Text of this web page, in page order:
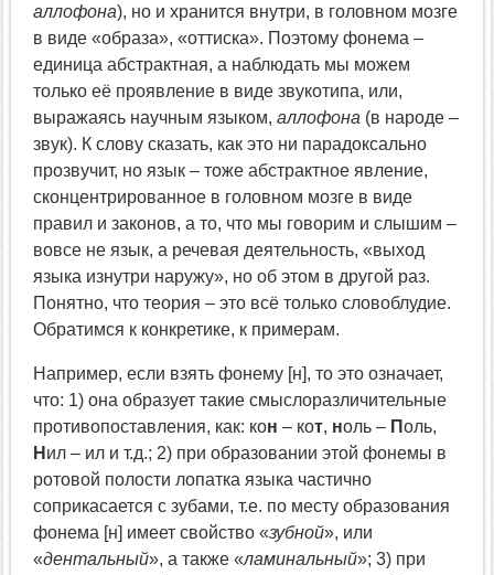
аллофона), но и хранится внутри, в головном мозге
в виде «образа», «оттиска». Поэтому фонема –
единица абстрактная, а наблюдать мы можем
только её проявление в виде звукотипа, или,
выражаясь научным языком, аллофона (в народе –
звук). К слову сказать, как это ни парадоксально
прозвучит, но язык – тоже абстрактное явление,
сконцентрированное в головном мозге в виде
правил и законов, а то, что мы говорим и слышим –
вовсе не язык, а речевая деятельность, «выход
языка изнутри наружу», но об этом в другой раз.
Понятно, что теория – это всё только словоблудие.
Обратимся к конкретике, к примерам.
Например, если взять фонему [н], то это означает,
что: 1) она образует такие смыслоразличительные
противопоставления, как: кон – кот, ноль – Поль,
Н ил – ил и т.д.; 2) при образовании этой фонемы в
ротовой полости лопатка языка частично
соприкасается с зубами, т.е. по месту образования
фонема [н] имеет свойство «зубной», или
«дентальный», а также «ламинальный»; 3) при